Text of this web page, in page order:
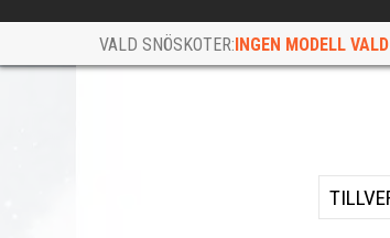
VALD SNÖSKOTER:INGEN MODELL VALD